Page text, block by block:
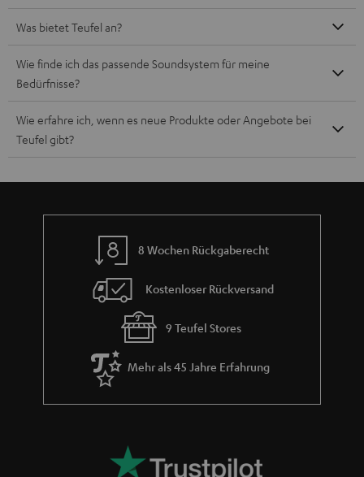
Was bietet Teufel an?
Wie finde ich das passende Soundsystem für meine
Bedürfnisse?
Wie erfahre ich, wenn es neue Produkte oder Angebote bei
Teufel gibt?
8 Wochen Rückgaberecht
Kostenloser Rückversand
9 Teufel Stores
Mehr als 45 Jahre Erfahrung